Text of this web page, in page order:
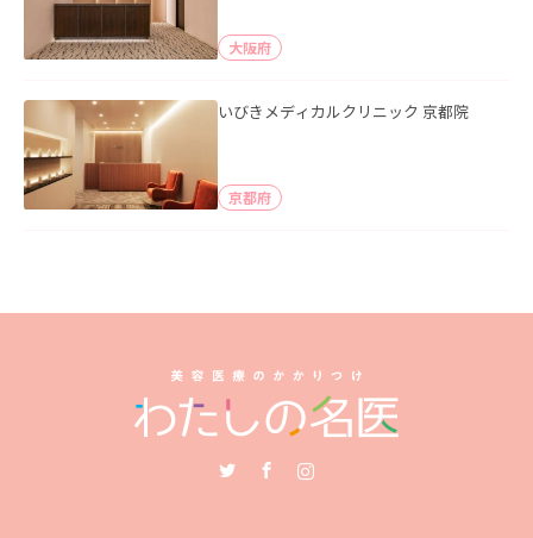
大阪府
いびきメディカルクリニック 京都院
京都府